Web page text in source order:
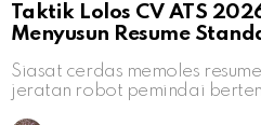
Taktik Lolos CV ATS
Menyusun Resume
Siasat cerdas memoles
jeratan robot pemindai